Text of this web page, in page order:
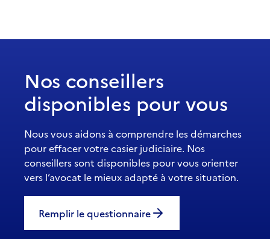
Nos conseillers
disponibles pour vous
Nous vous aidons à comprendre les démarches
pour effacer votre casier judiciaire. Nos
conseillers sont disponibles pour vous orienter
vers l’avocat le mieux adapté à votre situation.
Remplir le questionnaire